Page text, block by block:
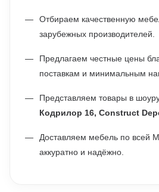
Отбираем качественную
зарубежных производителей.
Предлагаем честные цены
поставкам и минимальным
Представляем товары в
Кодрилор 16, Construct
Доставляем мебель по всей
аккуратно и надёжно.